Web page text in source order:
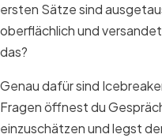
ersten Sätze sind
oberflächlich und
das?
Genau dafür sind
Fragen öffnest du
einzuschätzen und legst